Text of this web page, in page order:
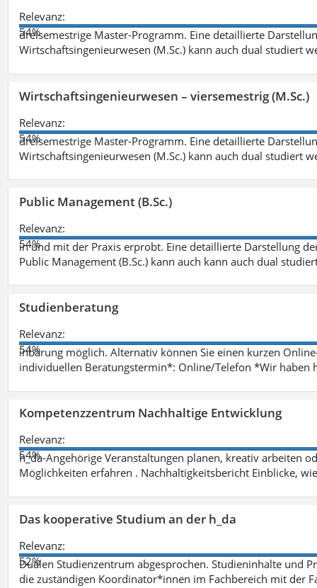
Relevanz:
54%
dreisemestrige Master-Programm. Eine detaillierte
Wirtschaftsingenieurwesen (M.Sc.) kann auch dual studiert
Wirtschaftsingenieurwesen – viersemestrig (M.Sc.)
Relevanz:
54%
dreisemestrige Master-Programm. Eine detaillierte
Wirtschaftsingenieurwesen (M.Sc.) kann auch dual studiert
Public Management (B.Sc.)
Relevanz:
54%
in und mit der Praxis erprobt. Eine detaillierte Darstellung
Public Management (B.Sc.) kann auch kann auch dual
Studienberatung
Relevanz:
54%
inbarung möglich. Alternativ können Sie einen kurzen
individuellen Beratungstermin*: Online/Telefon *Wir haben
Kompetenzzentrum Nachhaltige Entwicklung
Relevanz:
54%
h_da-Angehörige Veranstaltungen planen, kreativ arbeiten
Möglichkeiten erfahren . Nachhaltigkeitsbericht Einblicke,
Das kooperative Studium an der h_da
Relevanz:
52%
Dualen Studienzentrum abgesprochen. Studieninhalte und
die zuständigen Koordinator*innen im Fachbereich mit der